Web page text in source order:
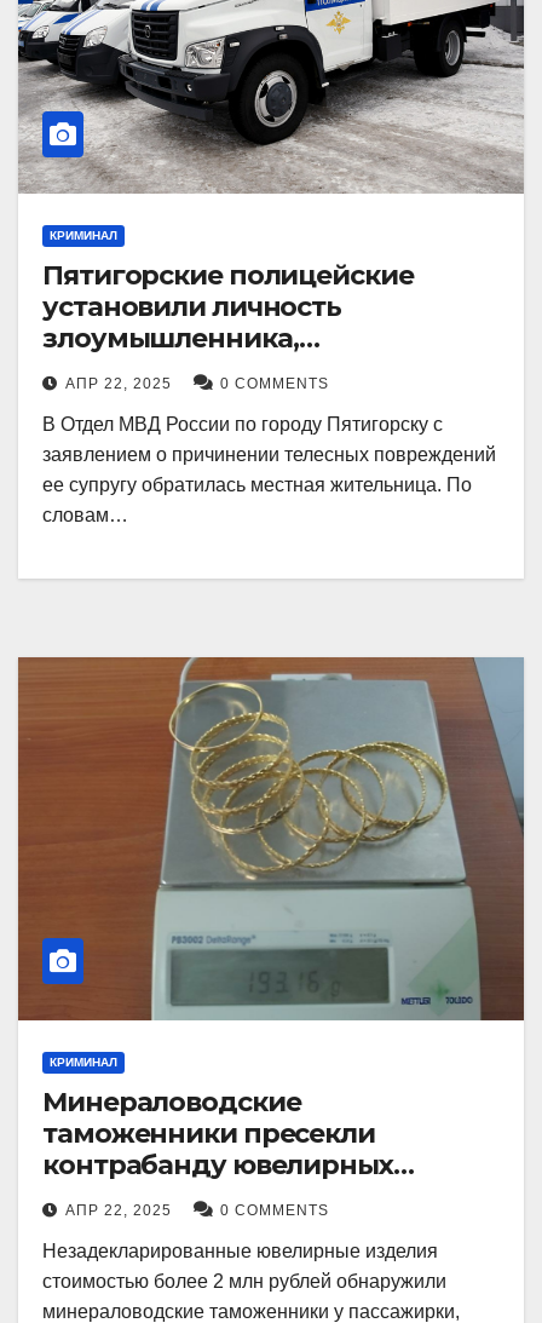
КРИМИНАЛ
Пятигорские полицейские
установили личность
злоумышленника,
причинившего телесные
повреждения местному жителю
АПР 22, 2025 0 COMMENTS
В Отдел МВД России по городу Пятигорску с
заявлением о причинении телесных повреждений
ее супругу обратилась местная жительница. По
словам…
КРИМИНАЛ
Минераловодские
таможенники пресекли
контрабанду ювелирных
изделий на 2 млн рублей
АПР 22, 2025 0 COMMENTS
Незадекларированные ювелирные изделия
стоимостью более 2 млн рублей обнаружили
минераловодские таможенники у пассажирки,